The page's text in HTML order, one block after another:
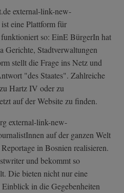
external-link-n­ew-
eine Plattform für
so: EinE BürgerIn hat
Gerichte, Stadtverwaltungen
stellt die Frage ins Netz und
"des Staates". Zahlreiche
Hartz IV oder zu
auf der Website zu finden.
external-link-n­ew-
auf der ganzen Welt
in Bosnien realisieren.
und bekommt so
Die bieten nicht nur eine
in die Gegebenheiten